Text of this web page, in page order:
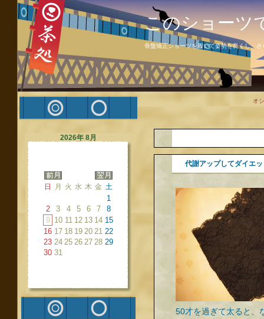
このショーツ
骨盤矯正ショーツを履いて姿勢を良くし、
2026年 8月
日 月 火 水 木 金 土
1
2
3 4 5 6 7
8
9 10 11 12 13 14 15
16 17 18 19 20 21 22
23 24 25 26 27 28 29
30 31
オ
代謝アップしてダイエ
50才を過ぎて太ると、